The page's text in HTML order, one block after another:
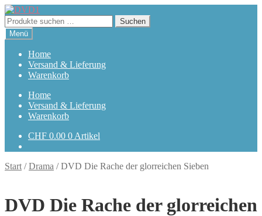
Zur
Navigation
springen
Zum
Inhalt
springen
Suchen
nach:
Suchen
Menü
Home
Versand & Lieferung
Warenkorb
Home
Versand & Lieferung
Warenkorb
CHF 0.00 0 Artikel
Start /Drama /DVD Die Rache der glorreichen Sieben
DVD Die Rache der glorreichen